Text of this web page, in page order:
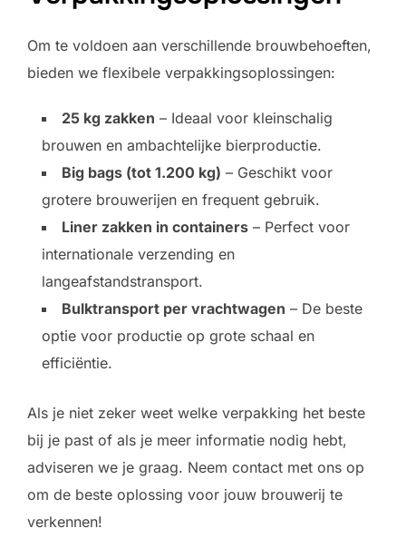
Om te voldoen aan verschillende brouwbehoeften,
bieden we flexibele verpakkingsoplossingen:
25 kg zakken – Ideaal voor kleinschalig
brouwen en ambachtelijke bierproductie.
Big bags (tot 1.200 kg) – Geschikt voor
grotere brouwerijen en frequent gebruik.
Liner zakken in containers – Perfect voor
internationale verzending en
langeafstandstransport.
Bulktransport per vrachtwagen – De beste
optie voor productie op grote schaal en
efficiëntie.
Als je niet zeker weet welke verpakking het beste
bij je past of als je meer informatie nodig hebt,
adviseren we je graag. Neem contact met ons op
om de beste oplossing voor jouw brouwerij te
verkennen!